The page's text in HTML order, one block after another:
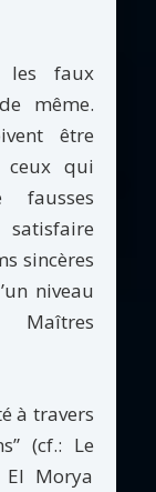
les faux
même.
être
ceux qui
fausses
sincères
niveau
à travers
(cf.: Le
El Morya